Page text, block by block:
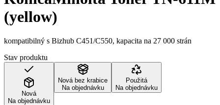
(yellow)
kompatibilný s Bizhub C451/C550, kapacita na 27 000 strán
Stav produktu
Nová
Na objednávku
Nová bez krabice
Na objednávku
Použitá
Na objednávku